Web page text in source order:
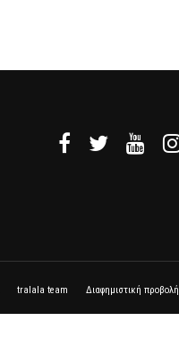
tralala team Διαφημιστική προβολή